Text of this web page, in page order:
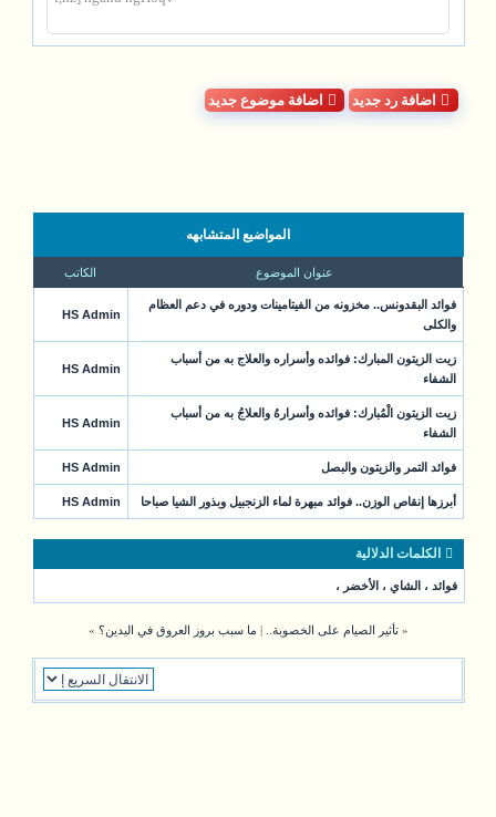
اضافة رد جديد اضافة موضوع جديد
المواضيع المتشابهه
عنوان الموضوع الكاتب
فوائد البقدونس.. مخزونه من الفيتامينات ودوره في دعم العظام
والكلى
HS Admin
زيت الزيتون المبارك: فوائده وأسراره والعلاج به من أسباب
الشفاء
HS Admin
زيت الزيتون الْمُبارك: فوائده وأسرارهُ والعلاجُ به من أسباب
الشفاء
HS Admin
فوائد التمر والزيتون والبصل HS Admin
أبرزها إنقاص الوزن.. فوائد مبهرة لماء الزنجبيل وبذور الشيا صباحا HS Admin
الكلمات الدلالية
فوائد ، الشاي ، الأخضر ،
«تأثير الصيام على الخصوبة.. | ما سبب بروز العروق في اليدين؟ »